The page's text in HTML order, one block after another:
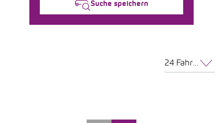
Suche speichern
24 Fahrzeuge pro Seite